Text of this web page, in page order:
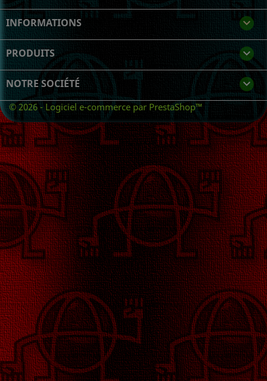
INFORMATIONS keyboard_arrow_down
PRODUITS 
NOTRE SOCIÉTÉ 
© 2026 - Logiciel e-commerce par PrestaShop™